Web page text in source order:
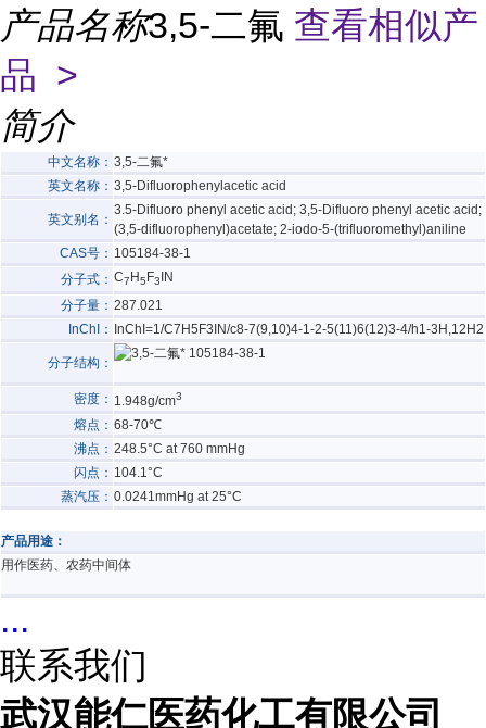
产品名称3,5-二氟 查看相似产
品 >
简介
中文名称： 3,5-二氟*
英文名称： 3,5-Difluorophenylacetic acid
英文别名：
3.5-Difluoro phenyl acetic acid; 3,5-Difluoro phenyl acetic acid;
(3,5-difluorophenyl)acetate; 2-iodo-5-(trifluoromethyl)aniline
CAS号： 105184-38-1
分子式： C7 H5 F3 IN
分子量： 287.021
InChI：
InChI=1/C7H5F3IN/c8-7(9,10)4-1-2-5(11)6(12)3-4/h1-3H,12H2
分子结构：
密度： 1.948g/cm3
熔点： 68-70℃
沸点： 248.5°C at 760 mmHg
闪点： 104.1°C
蒸汽压： 0.0241mmHg at 25°C
产品用途：
用作医药、农药中间体
...
联系我们
武汉能仁医药化工有限公司